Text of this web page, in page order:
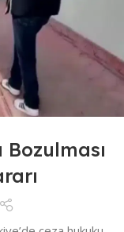
Bozulması